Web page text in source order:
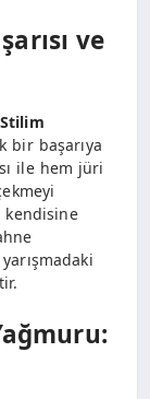
ve
bir başarıya
ile hem jüri
kendisine